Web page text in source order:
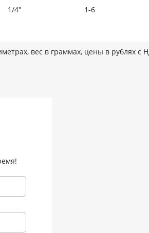
1/4" 1-6
вес в граммах, цены в рублях с